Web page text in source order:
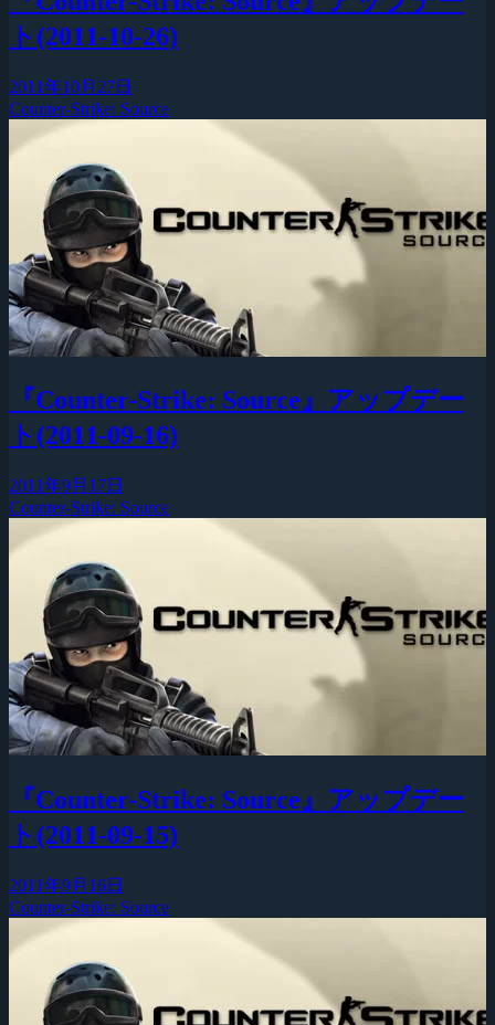
ト(2011-10-26)
2011年10月27日
Counter-Strike: Source
『Counter-Strike: Source』アップデー
ト(2011-09-16)
2011年9月17日
Counter-Strike: Source
『Counter-Strike: Source』アップデー
ト(2011-09-15)
2011年9月16日
Counter-Strike: Source